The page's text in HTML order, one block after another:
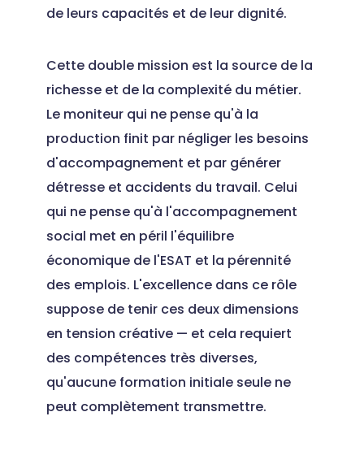
de leurs capacités et de leur dignité.
Cette double mission est la source de la
richesse et de la complexité du métier.
Le moniteur qui ne pense qu'à la
production finit par négliger les besoins
d'accompagnement et par générer
détresse et accidents du travail. Celui
qui ne pense qu'à l'accompagnement
social met en péril l'équilibre
économique de l'ESAT et la pérennité
des emplois. L'excellence dans ce rôle
suppose de tenir ces deux dimensions
en tension créative — et cela requiert
des compétences très diverses,
qu'aucune formation initiale seule ne
peut complètement transmettre.